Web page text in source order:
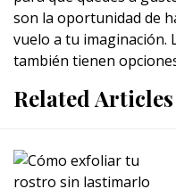
son la oportunidad de
vuelo a tu imaginación.
también tienen
Related Articles